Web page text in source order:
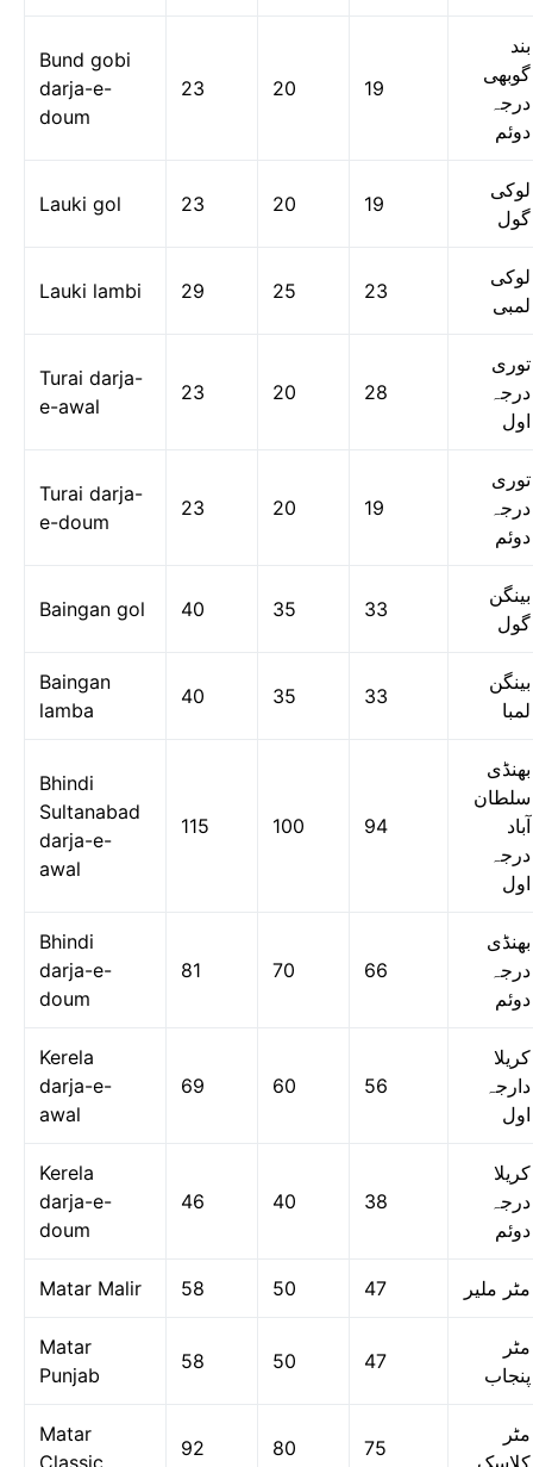
Bund gobi
darja-e-
doum
23 20 19
بند
گوبھی
درجہ
دوئم
Lauki gol 23 20 19
لوکی
گول
Lauki lambi 29 25 23
لوکی
لمبی
Turai darja-
e-awal
23 20 28
توری
درجہ
اول
Turai darja-
e-doum
23 20 19
توری
درجہ
دوئم
Baingan gol 40 35 33
بینگن
گول
Baingan
lamba
40 35 33
بینگن
لمبا
Bhindi
Sultanabad
darja-e-
awal
115 100 94
بھنڈی
سلطان
آباد
درجہ
اول
Bhindi
darja-e-
doum
81 70 66
بھنڈی
درجہ
دوئم
Kerela
darja-e-
awal
69 60 56
کریلا
دارجہ
اول
Kerela
darja-e-
doum
46 40 38
کریلا
درجہ
دوئم
Matar Malir 58 50 47 مٹر ملیر
Matar
Punjab
58 50 47
مٹر
پنجاب
Matar
Classic
92 80 75
مٹر
کلاسک